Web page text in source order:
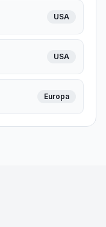
USA
USA
Europa